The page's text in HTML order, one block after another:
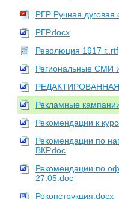
РГР Ручная дуговая
РГР.docx
Революция 1917 г..rtf
Региональные СМИ
Рекламные
Рекомендации к
Рекомендации по
ВКР.doc
Рекомендации по
27.05.doc
Реконструкция.docx